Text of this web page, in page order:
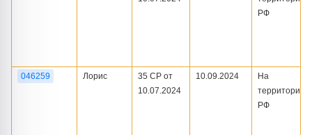
РФ
046259 Лорис
35 СР от
10.07.2024
10.09.2024
На
территории
РФ